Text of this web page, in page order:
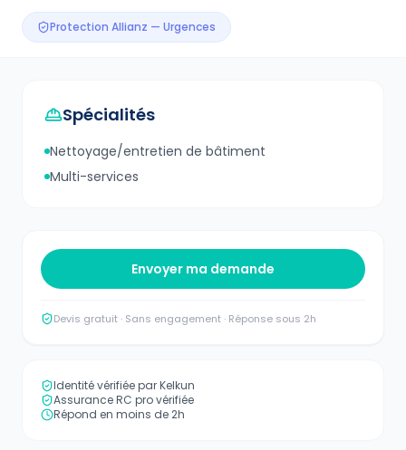
Protection Allianz — Urgences
Spécialités
Nettoyage/entretien de bâtiment
Multi-services
Envoyer ma demande
Devis gratuit · Sans engagement · Réponse sous 2h
Identité vérifiée par Kelkun
Assurance RC pro vérifiée
Répond en moins de 2h